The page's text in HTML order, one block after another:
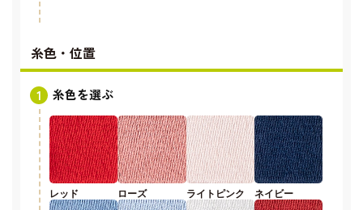
糸色・位置
糸色を選ぶ
レッド ローズ ライトピンク ネイビー